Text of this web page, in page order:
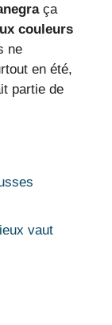
ça
couleurs
ne
en été,
partie de
vaut